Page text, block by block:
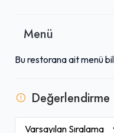
davetkar kılmaktadır.
olarak öne çıkmaktadır.
Menü
Bu restorana ait menü
Değerlendirme